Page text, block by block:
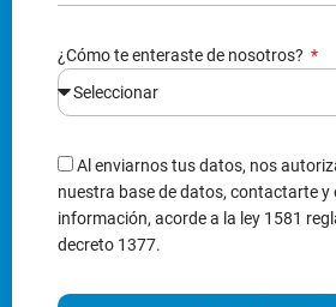
¿Cómo te enteraste de nosotros?
Al enviarnos tus datos, nos
nuestra base de datos, contactarte y
información, acorde a la ley 1581
decreto 1377.